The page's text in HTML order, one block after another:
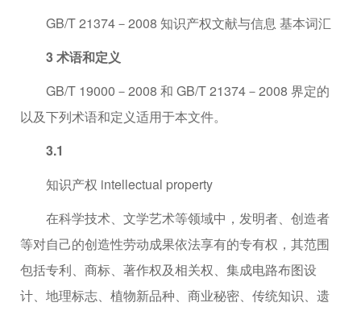
GB/T 21374－2008 知识产权文献与信息 基本词汇
3 术语和定义
GB/T 19000－2008 和 GB/T 21374－2008 界定的
以及下列术语和定义适用于本文件。
3.1
知识产权 intellectual property
在科学技术、文学艺术等领域中，发明者、创造者
等对自己的创造性劳动成果依法享有的专有权，其范围
包括专利、商标、著作权及相关权、集成电路布图设
计、地理标志、植物新品种、商业秘密、传统知识、遗